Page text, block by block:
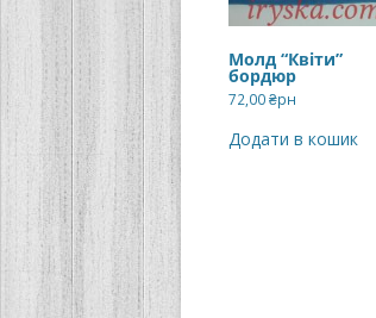
Молд “Квіти”
бордюр
72,00₴рн
Додати в кошик